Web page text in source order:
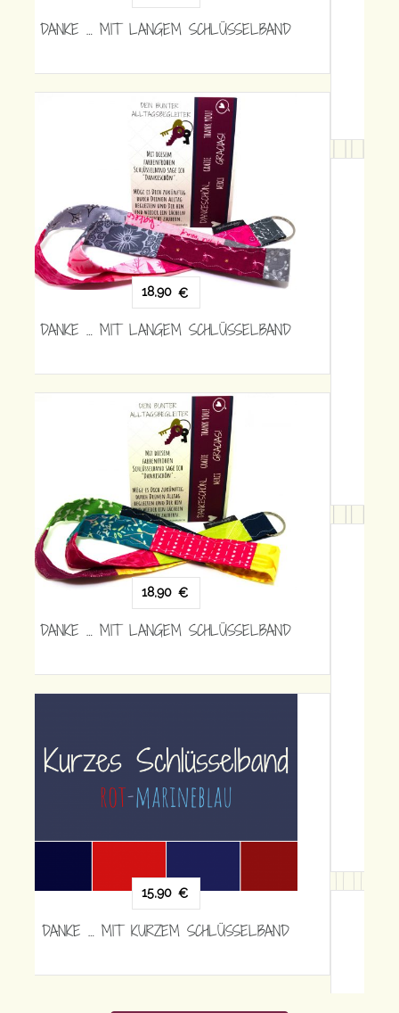
DANKE … MIT KURZEM SCHLÜSSELBAND
18,90
DANKE … MIT LANGEM SCHLÜSSELBAND
18,90
DANKE … MIT LANGEM SCHLÜSSELBAND
15,90€
DANKE … MIT KURZEM SCHLÜSSELBAND